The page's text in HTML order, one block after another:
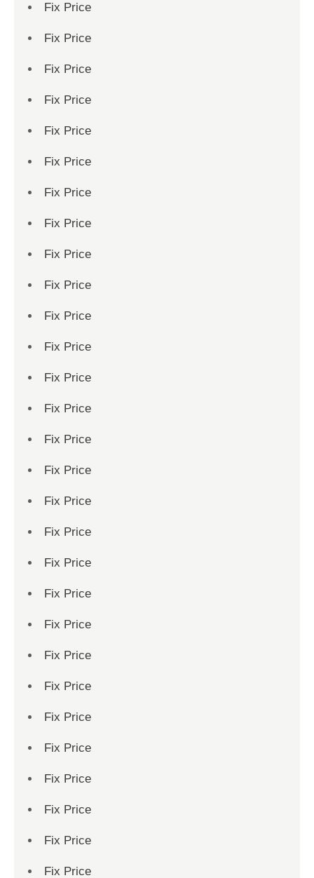
Fix Price
Fix Price
Fix Price
Fix Price
Fix Price
Fix Price
Fix Price
Fix Price
Fix Price
Fix Price
Fix Price
Fix Price
Fix Price
Fix Price
Fix Price
Fix Price
Fix Price
Fix Price
Fix Price
Fix Price
Fix Price
Fix Price
Fix Price
Fix Price
Fix Price
Fix Price
Fix Price
Fix Price
Fix Price